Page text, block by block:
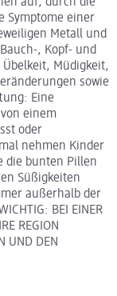
Symptome einer
Metall und
, Kopf- und
Müdigkeit,
sowie
Eine
einem
oder
nehmen Kinder
die bunten Pillen
Süßigkeiten
außerhalb der
BEI EINER
REGION
UND DEN